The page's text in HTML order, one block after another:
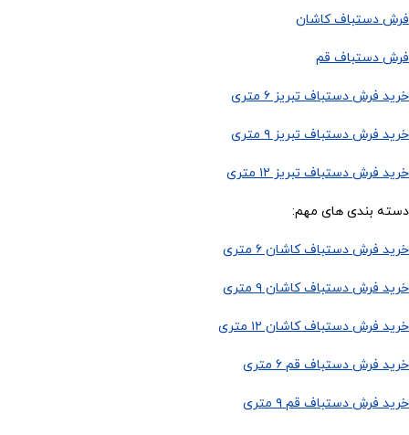
فرش دستباف کاشان
فرش دستباف قم
خرید فرش دستباف تبریز ۶ متری
خرید فرش دستباف تبریز ۹ متری
خرید فرش دستباف تبریز ۱۲ متری
دسته بندی های مهم:
خرید فرش دستباف کاشان ۶ متری
خرید فرش دستباف کاشان ۹ متری
خرید فرش دستباف کاشان ۱۲ متری
خرید فرش دستباف قم ۶ متری
خرید فرش دستباف قم ۹ متری